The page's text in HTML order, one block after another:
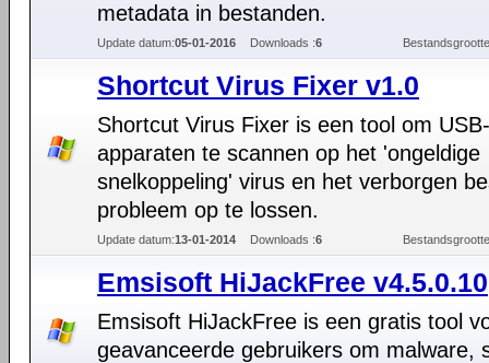
metadata in bestanden.
Update datum:05-01-2016 Downloads :6
Shortcut Virus Fixer v1.0
Shortcut Virus Fixer is een tool om USB-
apparaten te scannen op het 'ongeldige
snelkoppeling' virus en het verborgen
probleem op te lossen.
Update datum:13-01-2014 Downloads :6
Emsisoft HiJackFree v4.5.0.10
Emsisoft HiJackFree is een gratis tool
geavanceerde gebruikers om malware,